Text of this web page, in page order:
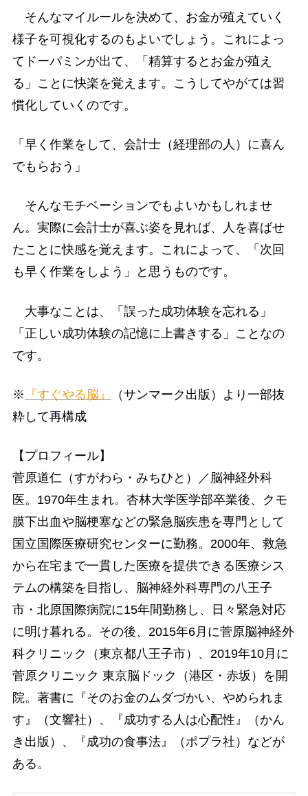
そんなマイルールを決めて、お金が殖えていく
様子を可視化するのもよいでしょう。これによっ
てドーパミンが出て、「精算するとお金が殖え
る」ことに快楽を覚えます。こうしてやがては習
慣化していくのです。
「早く作業をして、会計士（経理部の人）に喜ん
でもらおう」
そんなモチベーションでもよいかもしれませ
ん。実際に会計士が喜ぶ姿を見れば、人を喜ばせ
たことに快感を覚えます。これによって、「次回
も早く作業をしよう」と思うものです。
大事なことは、「誤った成功体験を忘れる」
「正しい成功体験の記憶に上書きする」ことなの
です。
※ 『すぐやる脳』
（サンマーク出版）より一部抜
粋して再構成
【プロフィール】
菅原道仁（すがわら・みちひと）／脳神経外科
医。1970年生まれ。杏林大学医学部卒業後、クモ
膜下出血や脳梗塞などの緊急脳疾患を専門として
国立国際医療研究センターに勤務。2000年、救急
から在宅まで一貫した医療を提供できる医療シス
テムの構築を目指し、脳神経外科専門の八王子
市・北原国際病院に15年間勤務し、日々緊急対応
に明け暮れる。その後、2015年6月に菅原脳神経外
科クリニック（東京都八王子市）、2019年10月に
菅原クリニック 東京脳ドック（港区・赤坂）を開
院。著書に『そのお金のムダづかい、やめられま
す』（文響社）、『成功する人は心配性』（かん
き出版）、『成功の食事法』（ポプラ社）などが
ある。